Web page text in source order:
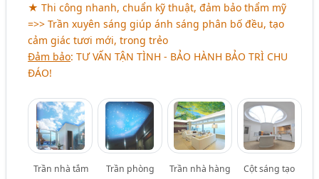
★ Thi công nhanh, chuẩn kỹ thuật, đảm bảo thẩm mỹ
=>> Trần xuyên sáng giúp ánh sáng phân bố đều, tạo
cảm giác tươi mới, trong trẻo
Đảm bảo:TƯ VẤN TẬN TÌNH - BẢO HÀNH BẢO TRÌ CHU
ĐÁO!
Trần nhà tắm
Trần phòng
Trần nhà hàng
Cột sáng tạo